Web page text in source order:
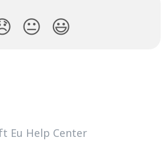
😐 😃
Eu Help Center